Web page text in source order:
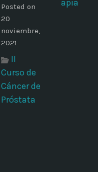
Posted on
20
noviembre,
2021
II
Curso de
Cáncer de
Próstata